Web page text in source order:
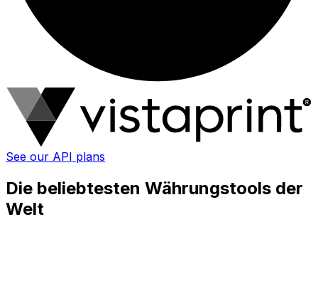
See our API plans
Die beliebtesten Währungstools der
Welt